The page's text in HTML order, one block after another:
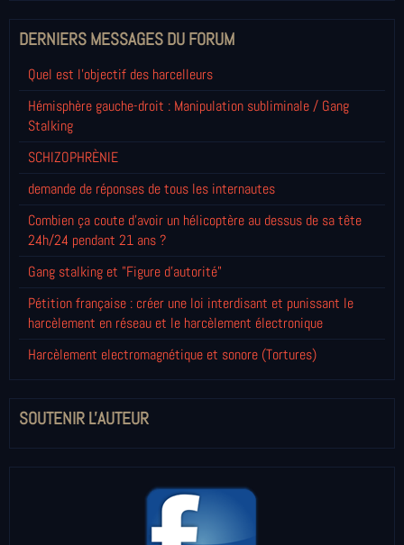
DERNIERS MESSAGES DU FORUM
Quel est l'objectif des harcelleurs
Hémisphère gauche-droit : Manipulation subliminale / Gang
Stalking
SCHIZOPHRÈNIE
demande de réponses de tous les internautes
Combien ça coute d'avoir un hélicoptère au dessus de sa tête
24h/24 pendant 21 ans ?
Gang stalking et "Figure d'autorité"
Pétition française : créer une loi interdisant et punissant le
harcèlement en réseau et le harcèlement électronique
Harcèlement electromagnétique et sonore (Tortures)
SOUTENIR L'AUTEUR